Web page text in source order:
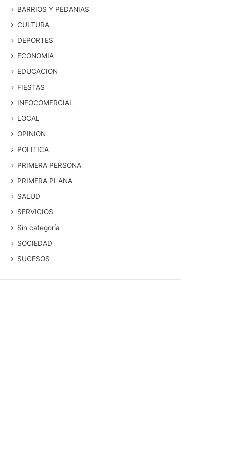
BARRIOS Y PEDANIAS
CULTURA
DEPORTES
ECONOMIA
EDUCACION
FIESTAS
INFOCOMERCIAL
LOCAL
OPINION
POLITICA
PRIMERA PERSONA
PRIMERA PLANA
SALUD
SERVICIOS
Sin categoría
SOCIEDAD
SUCESOS